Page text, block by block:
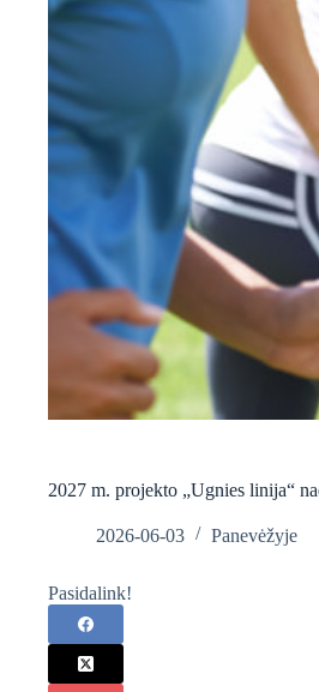
2027 m. projekto „Ugnies linija“
2026-06-03 Panevėžyje
Pasidalink!